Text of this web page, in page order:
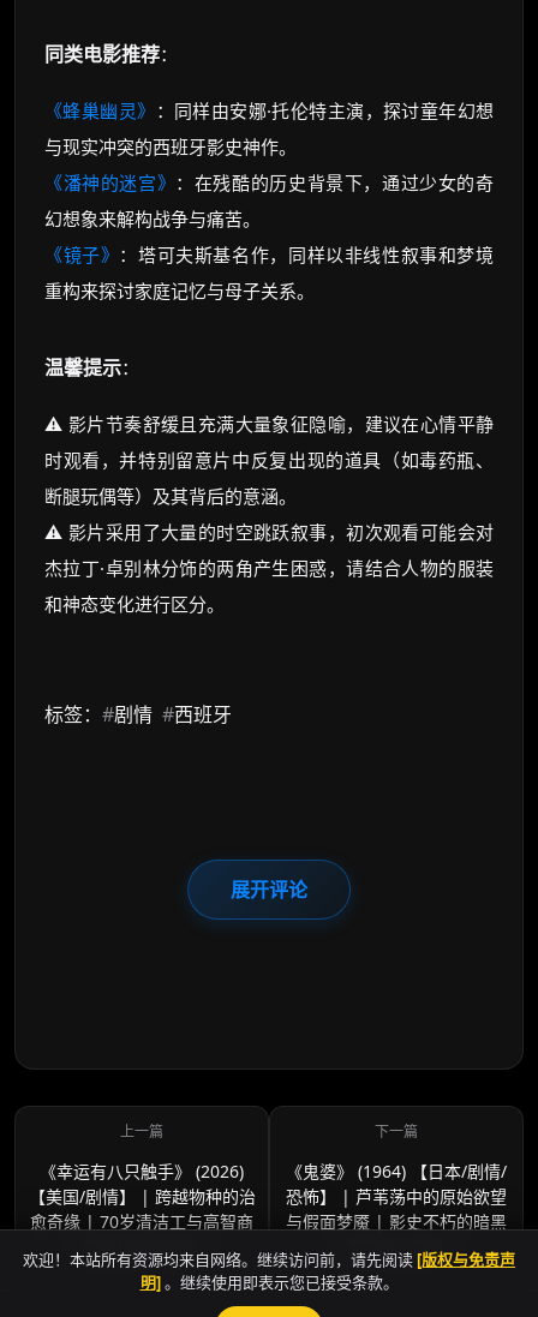
同类电影推荐：
《蜂巢幽灵》 ：同样由安娜·托伦特主演，探讨童年幻想
与现实冲突的西班牙影史神作。
《潘神的迷宫》 ：在残酷的历史背景下，通过少女的奇
幻想象来解构战争与痛苦。
《镜子》 ：塔可夫斯基名作，同样以非线性叙事和梦境
重构来探讨家庭记忆与母子关系。
温馨提示：
⚠️ 影片节奏舒缓且充满大量象征隐喻，建议在心情平静
时观看，并特别留意片中反复出现的道具（如毒药瓶、
断腿玩偶等）及其背后的意涵。
⚠️ 影片采用了大量的时空跳跃叙事，初次观看可能会对
杰拉丁·卓别林分饰的两角产生困惑，请结合人物的服装
和神态变化进行区分。
标签： #剧情 #西班牙
展开评论
《幸运有八只触手》 (2026)
【美国/剧情】 | 跨越物种的治
愈奇缘 | 70岁清洁工与高智商
章鱼的救赎之旅
《鬼婆》 (1964) 【日本/剧情/
恐怖】 | 芦苇荡中的原始欲望
与假面梦魇 | 影史不朽的暗黑
现实主义杰作
欢迎！本站所有资源均来自网络。继续访问前，请先阅读 [版权与免责声
明]。继续使用即表示您已接受条款。